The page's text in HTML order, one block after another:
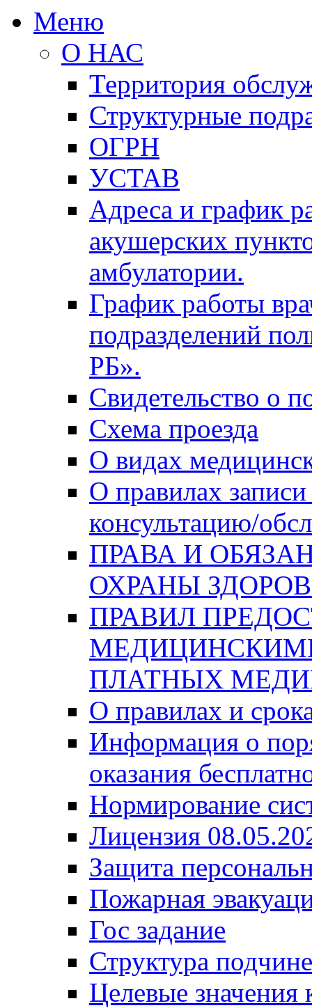
Меню
О НАС
Территория
Структурные
ОГРН
УСТАВ
Адреса и график
акушерских
амбулатории.
График работы
подразделений
РБ».
Свидетельство о
Схема проезда
О видах
О правилах
консультацию/
ПРАВА И
ОХРАНЫ
ПРАВИЛ
ПЛАТНЫХ
О правилах и
Информация о
оказания
Нормирование
Лицензия
Защита
Пожарная
Гос задание
Структура
Целевые значения